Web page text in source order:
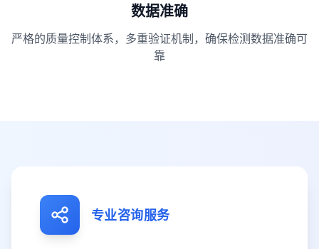
数据准确
严格的质量控制体系，多重验证机制，确保检测数据准确可
靠
专业咨询服务